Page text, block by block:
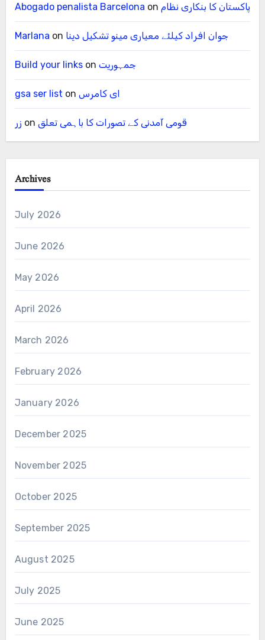
Abogado penalista Barcelona on پاکستان کا بنکاری نظام
Marlana on جوان افراد کیلئے معیاری مینو تشکیل دینا
Build your linkson جمہوریت
gsa ser list on ای کامرس
زر on قومی آمدنی کے تصورات کا باہمی تعلق
Archives
July 2026
June 2026
May 2026
April 2026
March 2026
February 2026
January 2026
December 2025
November 2025
October 2025
September 2025
August 2025
July 2025
June 2025